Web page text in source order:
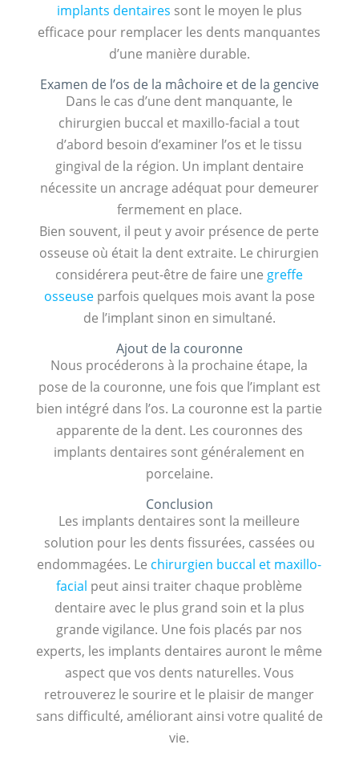
implants dentaires sont le moyen le plus
efficace pour remplacer les dents manquantes
d’une manière durable.
Examen de l’os de la mâchoire et de la gencive
Dans le cas d’une dent manquante, le
chirurgien buccal et maxillo-facial a tout
d’abord besoin d’examiner l’os et le tissu
gingival de la région. Un implant dentaire
nécessite un ancrage adéquat pour demeurer
fermement en place.
Bien souvent, il peut y avoir présence de perte
osseuse où était la dent extraite. Le chirurgien
considérera peut-être de faire une greffe
osseuseparfois quelques mois avant la pose
de l’implant sinon en simultané.
Ajout de la couronne
Nous procéderons à la prochaine étape, la
pose de la couronne, une fois que l’implant est
bien intégré dans l’os. La couronne est la partie
apparente de la dent. Les couronnes des
implants dentaires sont généralement en
porcelaine.
Conclusion
Les implants dentaires sont la meilleure
solution pour les dents fissurées, cassées ou
endommagées. Le chirurgien buccal et maxillo-
facial peut ainsi traiter chaque problème
dentaire avec le plus grand soin et la plus
grande vigilance. Une fois placés par nos
experts, les implants dentaires auront le même
aspect que vos dents naturelles. Vous
retrouverez le sourire et le plaisir de manger
sans difficulté, améliorant ainsi votre qualité de
vie.